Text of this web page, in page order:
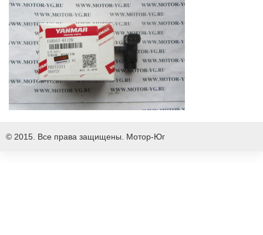
© 2015. Все права защищены. Мотор-Юг